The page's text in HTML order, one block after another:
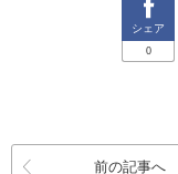
シェア
0
前の記事へ